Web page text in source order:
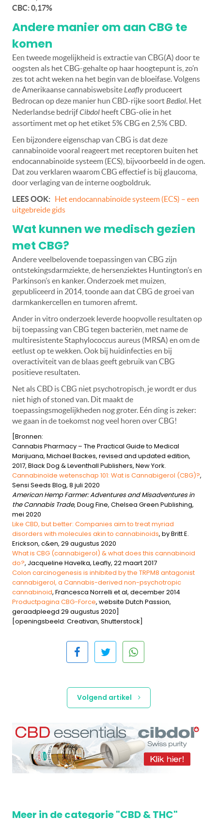
CBC: 0,17%
Andere manier om aan CBG te
komen
Een tweede mogelijkheid is extractie van CBG(A) door te
oogsten als het CBG-gehalte op haar hoogtepunt is, zo’n
zes tot acht weken na het begin van de bloeifase. Volgens
de Amerikaanse cannabiswebsiteLeafly produceert
Bedrocan op deze manier hun CBD-rijke soortBediol. Het
Nederlandse bedrijfCibdol heeft CBG-olie in het
assortiment met op het etiket 5% CBG en 2,5% CBD.
Een bijzondere eigenschap van CBG is dat deze
cannabinoïde vooral reageert met receptoren buiten het
endocannabinoïde systeem (ECS), bijvoorbeeld in de ogen.
Dat zou verklaren waarom CBG effectief is bij glaucoma,
door verlaging van de interne oogboldruk.
LEES OOK:
Het endocannabinoïde systeem (ECS) – een
uitgebreide gids
Wat kunnen we medisch gezien
met CBG?
Andere veelbelovende toepassingen van CBG zijn
ontstekingsdarmziekte, de hersenziektes Huntington’s en
Parkinson’s en kanker. Onderzoek met muizen,
gepubliceerd in 2014, toonde aan dat CBG de groei van
darmkankercellen en tumoren afremt.
Ander in vitro onderzoek leverde hoopvolle resultaten op
bij toepassing van CBG tegen bacteriën, met name de
multiresistente Staphylococcus aureus (MRSA) en om de
eetlust op te wekken. Ook bij huidinfecties en bij
overactiviteit van de blaas geeft gebruik van CBG
positieve resultaten.
Net als CBD is CBG niet psychotropisch, je wordt er dus
niet high of stoned van. Dit maakt de
toepassingsmogelijkheden nog groter. Eén ding is zeker:
we gaan in de toekomst nog veel horen over CBG!
[Bronnen:
Cannabis Pharmacy – The Practical Guide to Medical
Marijuana, Michael Backes, revised and updated edition,
2017, Black Dog & Leventhall Publishers, New York.
Cannabinoïde wetenschap 101: Wat is Cannabigerol (CBG)?,
Sensi Seeds Blog, 8 juli 2020
American Hemp Farmer: Adventures and Misadventures in
the Cannabis Trade, Doug Fine, Chelsea Green Publishing,
mei 2020
Like CBD, but better: Companies aim to treat myriad
disorders with molecules akin to cannabinoids, by Britt E.
Erickson, c&en, 29 augustus 2020
What is CBG (cannabigerol) & what does this cannabinoid
do?, Jacqueline Havelka, Leafly, 22 maart 2017
Colon carcinogenesis is inhibited by the TRPM8 antagonist
cannabigerol, a Cannabis-derived non-psychotropic
cannabinoid, Francesca Norrelli et al, december 2014
Productpagina CBG-Force, website Dutch Passion,
geraadpleegd 29 augustus 2020]
[openingsbeeld: Creativan, Shutterstock]
Volgend artikel
Meer in de categorie "CBD & THC"